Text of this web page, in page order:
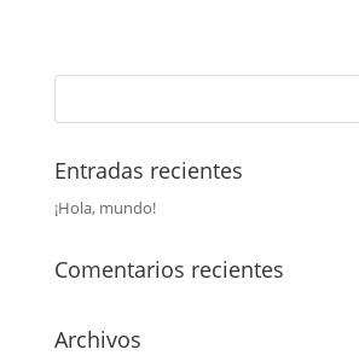
Entradas recientes
¡Hola, mundo!
Comentarios recientes
Archivos